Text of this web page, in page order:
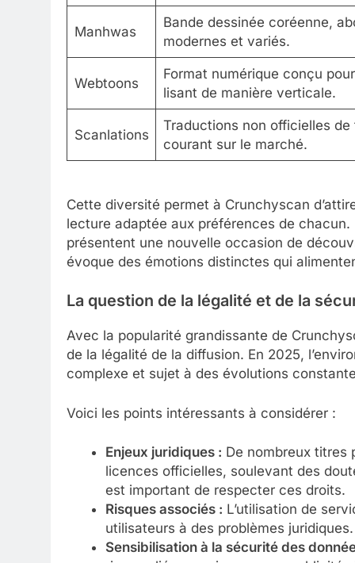
Manhwas
Bande dessinée coréenne,
modernes et variés.
Webtoons
Format numérique conçu
lisant de manière verticale.
Scanlations
Traductions non officielles
courant sur le marché.
Cette diversité permet à Crunchyscan
lecture adaptée aux préférences de
présentent une nouvelle occasion de
évoque des émotions distinctes qui
La question de la légalité et de la
Avec la popularité grandissante de
de la légalité de la diffusion. En 2025,
complexe et sujet à des évolutions
Voici les points intéressants à considérer :
Enjeux juridiques : De nombreux titres
licences officielles, soulevant des
est important de respecter ces droits.
Risques associés : L’utilisation de
utilisateurs à des problèmes juridiques.
Sensibilisation à la sécurité des